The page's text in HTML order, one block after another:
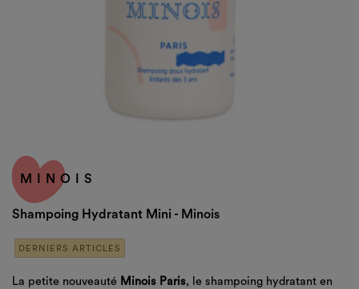
MINOIS
Shampoing Hydratant Mini - Minois
DERNIERS ARTICLES
La petite nouveauté Minois Paris, le shampoing hydratant en